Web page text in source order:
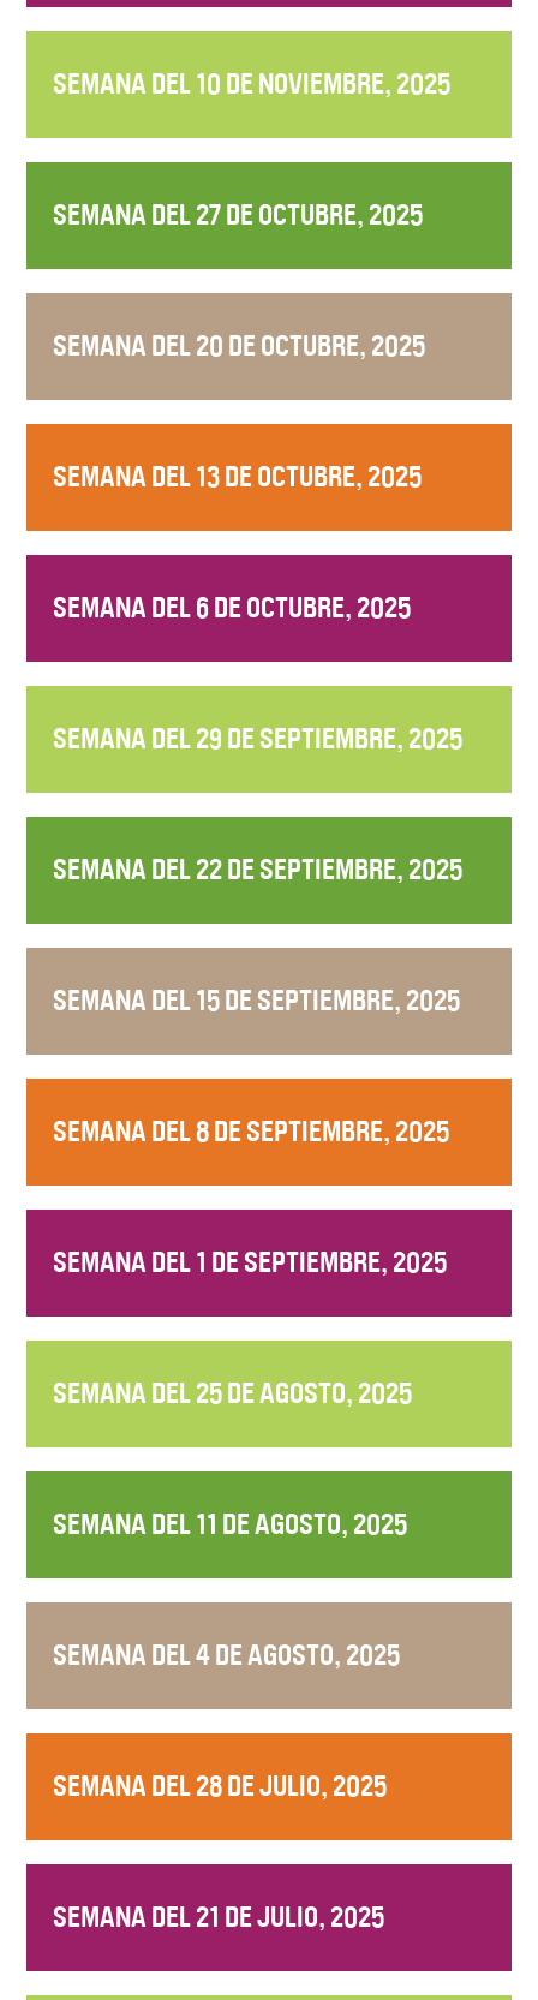
SEMANA DEL 10 DE NOVIEMBRE, 2025
SEMANA DEL 27 DE OCTUBRE, 2025
SEMANA DEL 20 DE OCTUBRE, 2025
SEMANA DEL 13 DE OCTUBRE, 2025
SEMANA DEL 6 DE OCTUBRE, 2025
SEMANA DEL 29 DE SEPTIEMBRE, 2025
SEMANA DEL 22 DE SEPTIEMBRE, 2025
SEMANA DEL 15 DE SEPTIEMBRE, 2025
SEMANA DEL 8 DE SEPTIEMBRE, 2025
SEMANA DEL 1 DE SEPTIEMBRE, 2025
SEMANA DEL 25 DE AGOSTO, 2025
SEMANA DEL 11 DE AGOSTO, 2025
SEMANA DEL 4 DE AGOSTO, 2025
SEMANA DEL 28 DE JULIO, 2025
SEMANA DEL 21 DE JULIO, 2025